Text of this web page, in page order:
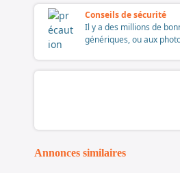
Conseils de sécurité
Il y a des millions de
génériques, ou aux
Annonces similaires